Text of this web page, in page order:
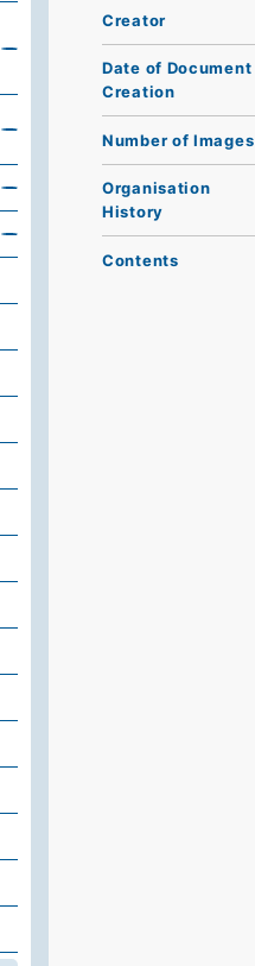
Creator
Date of Document
Creation
Number of Images
Organisation
History
Contents